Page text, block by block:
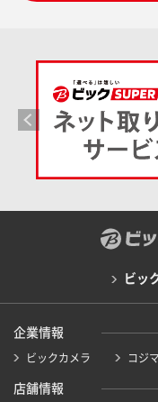
ビッ
企業情報
ビックカメラ コジマ
店舗情報